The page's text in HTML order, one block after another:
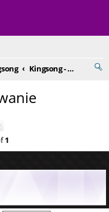
Kingsong - Oprogramowanie
1